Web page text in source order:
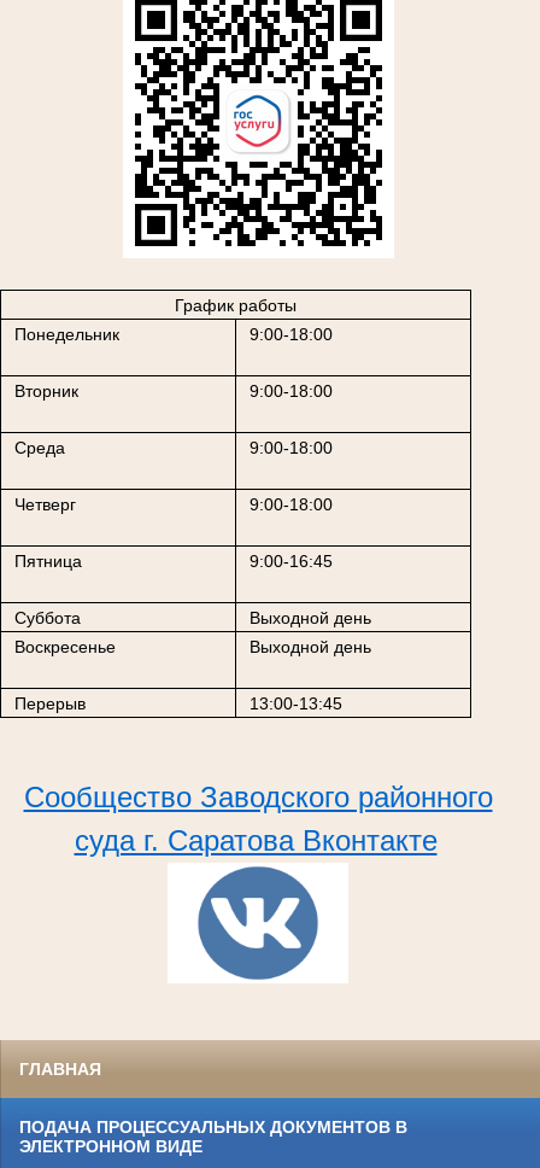
График работы
Понедельник
9:00-18:00
Вторник 9:00-18:00
Среда 9:00-18:00
Четверг 9:00-18:00
Пятница 9:00-16:45
Суббота
Выходной день
Воскресенье
Выходной день
Перерыв 13:00-13:45
Сообщество Заводского районного
суда г. Саратова Вконтакте
ГЛАВНАЯ
ПОДАЧА ПРОЦЕССУАЛЬНЫХ ДОКУМЕНТОВ В
ЭЛЕКТРОННОМ ВИДЕ